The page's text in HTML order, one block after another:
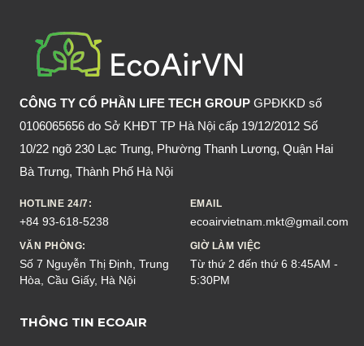
HIỆN
NAY?
CÔNG TY CỔ PHẦN LIFE TECH GROUP GPĐKKD số
0106065656 do Sở KHĐT TP Hà Nội cấp 19/12/2012 Số
10/22 ngõ 230 Lạc Trung, Phường Thanh Lương, Quận Hai
Bà Trưng, Thành Phố Hà Nội
HOTLINE 24/7:
+84 93-618-5238
EMAIL
ecoairvietnam.mkt@gmail.com
VĂN PHÒNG:
Số 7 Nguyễn Thị Định, Trung
Hòa, Cầu Giấy, Hà Nội
GIỜ LÀM VIỆC
Từ thứ 2 đến thứ 6 8:45AM -
5:30PM
THÔNG TIN ECOAIR